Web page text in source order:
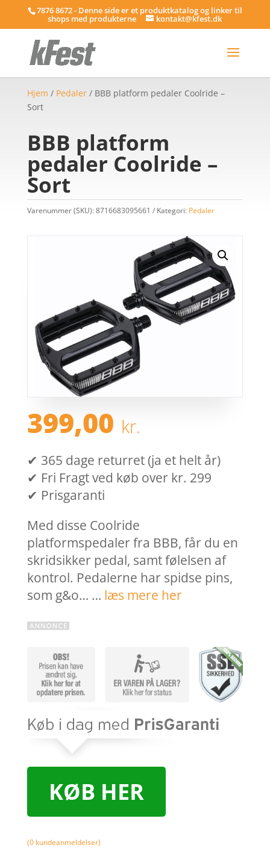
7876 8672 - Denne side er et produktkatalog og linker til
shops med produkterne kontakt@kfest.dk
Hjem / Pedaler/ BBB platform pedaler Coolride –
Sort
BBB platform
pedaler Coolride –
Sort
Varenummer (SKU):8716683095661 Kategori: Pedaler
399,00 kr.
✔ 365 dage returret (ja et helt år)
✔ Fri Fragt ved køb over kr. 299
✔ Prisgaranti
Med disse Coolride
platformspedaler fra BBB, får du en
skridsikker pedal, samt følelsen af
kontrol. Pedalerne har spidse pins,
som g&o… … læs mere her
KØB HER
(0kundeanmeldelser)